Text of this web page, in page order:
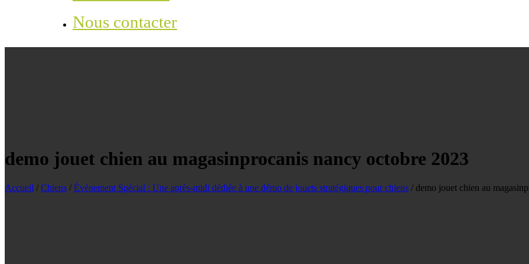
Nous contacter
demo jouet chien au magasinprocanis nancy octobre 2023
Accueil / Chiens / Événement Spécial : Une après-midi dédiée à une démo de jouets stratégiques pour chiens / demo jouet chien au